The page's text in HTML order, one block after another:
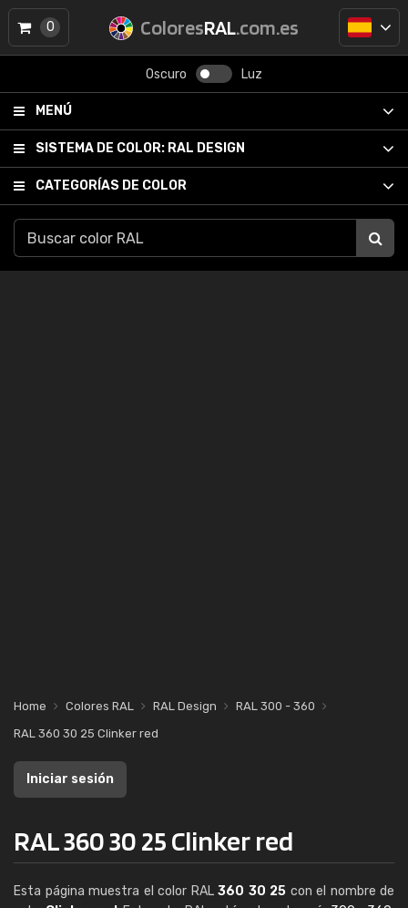
ColoresRAL.com.es
Oscuro Luz
MENÚ
SISTEMA DE COLOR: RAL DESIGN
CATEGORÍAS DE COLOR
0
Home Colores RAL RAL Design
RAL 300 - 360
RAL 360 30 25 Clinker red
Iniciar sesión
RAL 360 30 25 Clinker red
Esta página muestra el color RAL 360 30 25 con el nombre de